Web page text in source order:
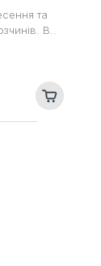
та
В..